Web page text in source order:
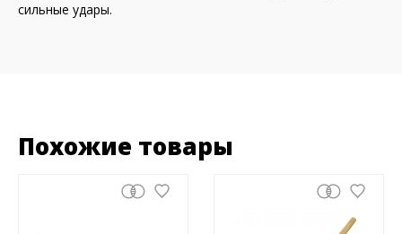
сильные удары.
Похожие товары